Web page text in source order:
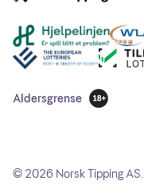
Andre lenker
Aldersgrense
18 år
© 2026 Norsk Tipping AS.